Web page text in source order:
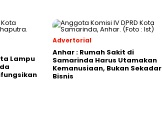
Lampu
Advertorial
Anhar : Rumah Sakit di
Samarinda Harus Utamakan
Kemanusiaan, Bukan Sekadar
Bisnis